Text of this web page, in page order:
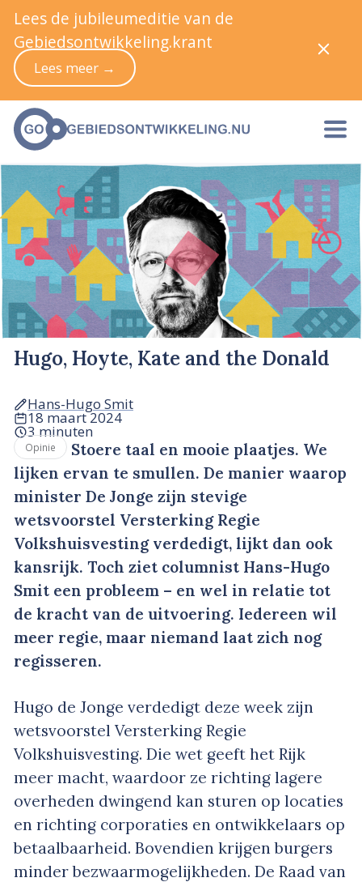
Hugo, Hoyte, Kate and the Donald
Hans-Hugo Smit
18 maart 2024
3 minuten
Opinie
Stoere taal en mooie plaatjes. We
lijken ervan te smullen. De manier waarop
minister De Jonge zijn stevige
wetsvoorstel Versterking Regie
Volkshuisvesting verdedigt, lijkt dan ook
kansrijk. Toch ziet columnist Hans-Hugo
Smit een probleem – en wel in relatie tot
de kracht van de uitvoering. Iedereen wil
meer regie, maar niemand laat zich nog
regisseren.
Hugo de Jonge verdedigt deze week zijn
wetsvoorstel Versterking Regie
Volkshuisvesting. Die wet geeft het Rijk
meer macht, waardoor ze richting lagere
overheden dwingend kan sturen op locaties
en richting corporaties en ontwikkelaars op
betaalbaarheid. Bovendien krijgen burgers
minder bezwaarmogelijkheden. De Raad van
Lees de jubileumeditie van de
Gebiedsontwikkeling.krant
Lees meer →